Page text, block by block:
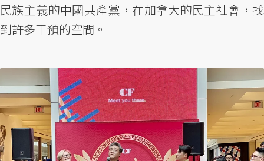
民族主義的中國共產黨，在加拿大的民主社會，找
到許多干預的空間。